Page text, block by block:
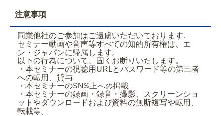
注意事項
同業他社のご参加はご遠慮いただいております。
セミナー動画や音声等すべての知的所有権は、エ
ン・ジャパンに帰属します。
以下の行為について、固くお断りいたします。
・本セミナーの視聴用URLとパスワード等の第三者
への転用、貸与
・本セミナーのSNS上への掲載
・本セミナーの録画・録音・撮影、スクリーンショ
ットやダウンロードおよび資料の無断複写や転用、
転載等。